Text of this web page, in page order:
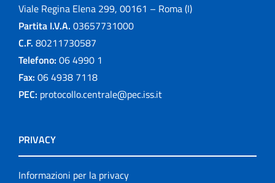
Viale Regina Elena 299, 00161 – Roma (I)
Partita I.V.A. 03657731000
C.F. 80211730587
Telefono: 06 4990 1
Fax: 06 4938 7118
PEC: protocollo.centrale@pec.iss.it
PRIVACY
Informazioni per la privacy